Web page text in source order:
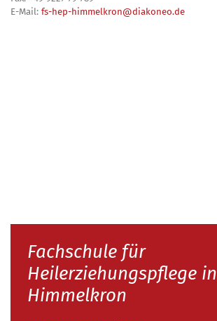
E-Mail: fs-hep-himmelkron@diakoneo.de
Fachschule für
Heilerziehungspflege in
Himmelkron